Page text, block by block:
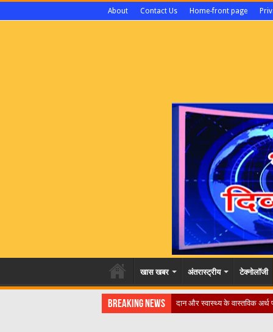
About Contact Us Home-front page
खास खबर अंतरास्ट्रीय टेक्नोलॉजी
Breaking News ​”कानून तो बदल गया 2016 मे